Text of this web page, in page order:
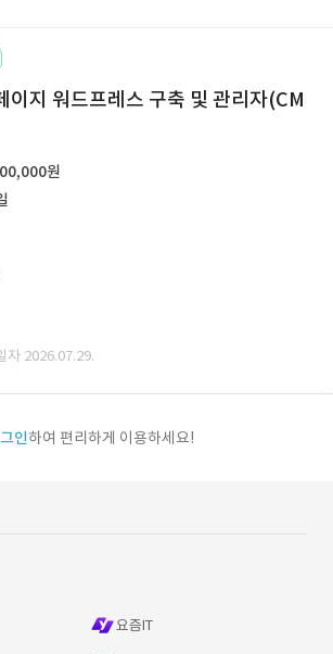
이지 워드프레스 구축 및 관리자(CM
원
자 2026.07.29.
인하여 편리하게 이용하세요!
요즘IT